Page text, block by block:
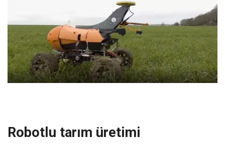
Robotlu tarım üretimi